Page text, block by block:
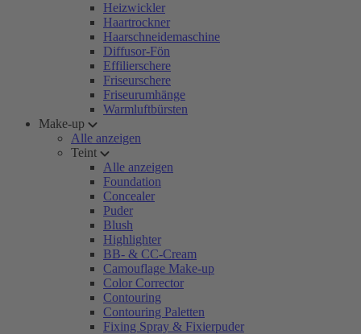
Heizwickler
Haartrockner
Haarschneidemaschine
Diffusor-Fön
Effilierschere
Friseurschere
Friseurumhänge
Warmluftbürsten
Make-up
Alle anzeigen
Teint
Alle anzeigen
Foundation
Concealer
Puder
Blush
Highlighter
BB- & CC-Cream
Camouflage Make-up
Color Corrector
Contouring
Contouring Paletten
Fixing Spray & Fixierpuder